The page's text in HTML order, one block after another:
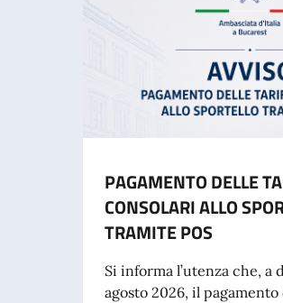
PAGAMENTO DELLE
CONSOLARI ALLO
TRAMITE POS
Si informa l’utenza che, a
agosto 2026, il